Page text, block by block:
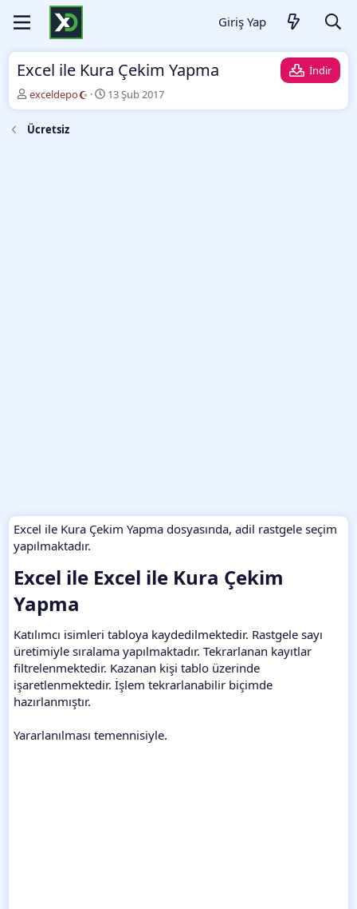
Giriş Yap
Excel ile Kura Çekim Yapma
İndir
Y
a
z
a
exceldepo
O
l
13 Şub 2017
Ücretsiz
Excel ile Kura Çekim Yapma dosyasında, adil rastgele seçim
yapılmaktadır.
Excel ile Excel ile Kura Çekim
Yapma​
Katılımcı isimleri tabloya kaydedilmektedir. Rastgele sayı
üretimiyle sıralama yapılmaktadır. Tekrarlanan kayıtlar
filtrelenmektedir. Kazanan kişi tablo üzerinde
işaretlenmektedir. İşlem tekrarlanabilir biçimde
hazırlanmıştır.
Yararlanılması temennisiyle.